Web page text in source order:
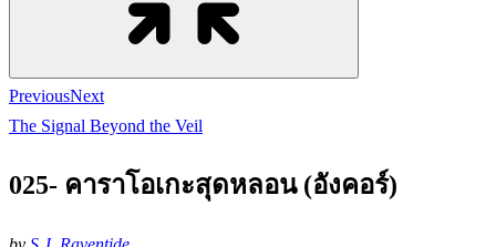
PreviousNext
The Signal Beyond the Veil
025- คาราโอเกะสุดหลอน (อังคอร์)